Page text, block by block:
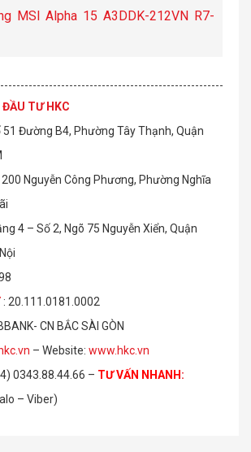
MSI Alpha 15 A3DDK-212VN R7-
TƯ HKC
51 Đường B4, Phường Tây Thạnh, Quận
200 Nguyễn Công Phương, Phường Nghĩa
4 – Số 2, Ngõ 75 Nguyễn Xiển, Quận
: 20.111.0181.0002
CN BẮC SÀI GÒN
– Website: www.hkc.vn
0343.88.44.66 – TƯ VẤN NHANH :
– Viber)